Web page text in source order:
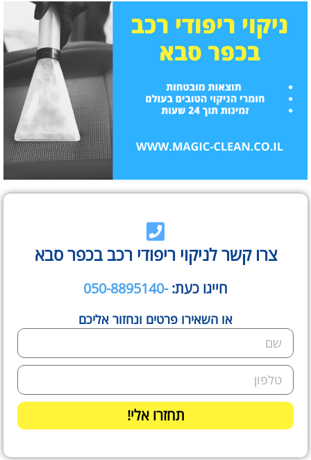
צרו קשר לניקוי ריפודי רכב בכפר סבא
חייגו כעת:-050-8895140
או השאירו פרטים ונחזור אליכם
תחזרו אלי!